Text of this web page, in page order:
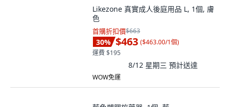
Likezone 真實成人後庭用品 L, 1個, 膚
色
首購折扣價$663
30% $463 ($463.00/1個)
運費 $195
8/12 星期三 預計送達
WOW免運